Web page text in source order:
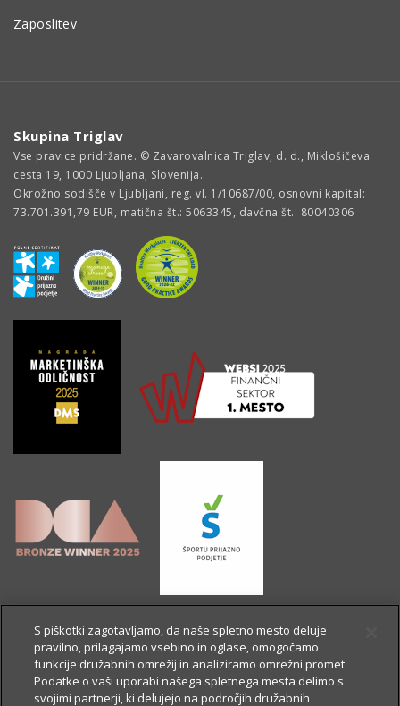
Zaposlitev
Skupina Triglav
Vse pravice pridržane. © Zavarovalnica Triglav, d. d., Miklošičeva
cesta 19, 1000 Ljubljana, Slovenija.
Okrožno sodišče v Ljubljani, reg. vl. 1/10687/00, osnovni kapital:
73.701.391,79 EUR, matična št.: 5063345, davčna št.: 80040306
S piškotki zagotavljamo, da naše spletno mesto deluje
pravilno, prilagajamo vsebino in oglase, omogočamo
funkcije družabnih omrežij in analiziramo omrežni promet.
Podatke o vaši uporabi našega spletnega mesta delimo s
svojimi partnerji, ki delujejo na področjih družabnih